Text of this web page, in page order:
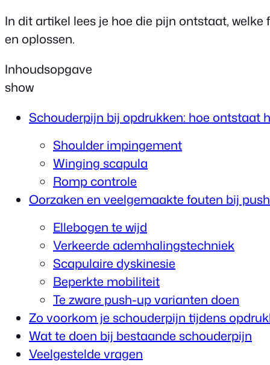
In dit artikel lees je hoe die pijn ontstaat,
en oplossen.
Inhoudsopgave
show
Schouderpijn bij opdrukken: hoe ontstaat
Shoulder impingement
Winging scapula
Romp controle
Oorzaken en veelgemaakte fouten bij
Ellebogen te wijd
Verkeerde ademhalingstechniek
Scapulaire dyskinesie
Beperkte mobiliteit
Te zware push-up varianten doen
Zo voorkom je schouderpijn tijdens
Wat te doen bij bestaande schouderpijn
Veelgestelde vragen